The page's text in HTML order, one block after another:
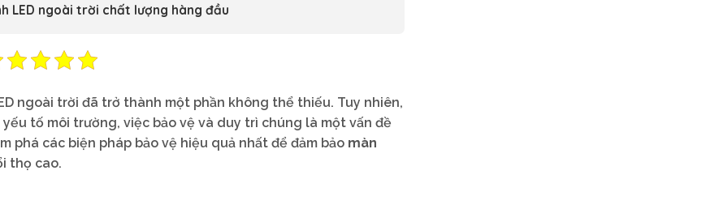
LED ngoài trời chất lượng hàng đầu
ngoài trời đã trở thành một phần không thể thiếu. Tuy nhiên,
tố môi trường, việc bảo vệ và duy trì chúng là một vấn đề
phá các biện pháp bảo vệ hiệu quả nhất để đảm bảo màn
thọ cao.